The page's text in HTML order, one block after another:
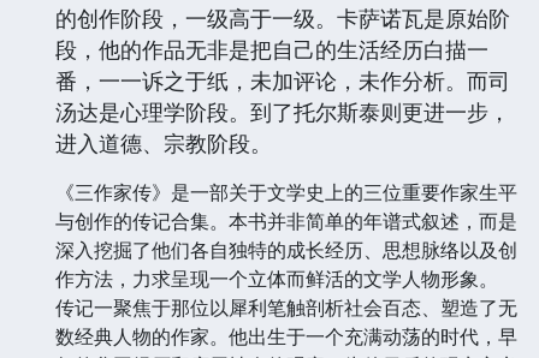
的创作阶段，一级高于一级。卡萨诺瓦是原始阶
段，他的作品无非是把自己的生活经历白描一
番，一一诉之于纸，未加评论，未作分析。而司
汤达是心理学阶段。到了托尔斯泰则更进一步，
进入道德、宗教阶段。
《三作家传》是一部关于文学史上的三位重要作家生平
与创作的传记合集。本书并非简单的年谱式叙述，而是
深入挖掘了他们各自独特的成长经历、思想脉络以及创
作方法，力求呈现一个立体而鲜活的文学人物形象。
传记一聚焦于那位以犀利笔触剖析社会百态、塑造了无
数经典人物的作家。他出生于一个充满动荡的时代，早